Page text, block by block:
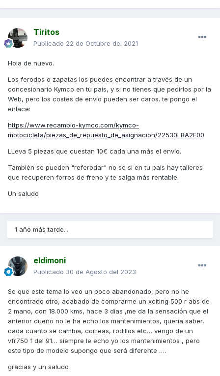
Tiritos
Publicado 22 de Octubre del 2021
Hola de nuevo.
Los ferodos o zapatas los puedes encontrar a través de un
concesionario Kymco en tu país, y si no tienes que pedirlos por la
Web, pero los costes de envío pueden ser caros. te pongo el
enlace:
https://www.recambio-kymco.com/kymco-
motocicleta/piezas_de_repuesto_de_asignacion/22530LBA2E00
LLeva 5 piezas que cuestan 10€ cada una más el envío.
También se pueden "referodar" no se si en tu país hay talleres
que recuperen forros de freno y te salga más rentable.
Un saludo
1 año más tarde...
eldimoni
Publicado 30 de Agosto del 2023
Se que este tema lo veo un poco abandonado, pero no he
encontrado otro, acabado de comprarme un xciting 500 r abs de
2 mano, con 18.000 kms, hace 3 días ,me da la sensación que el
anterior dueño no le ha echo los mantenimientos, quería saber,
cada cuanto se cambia, correas, rodillos etc… vengo de un
vfr750 f del 91… siempre le echo yo los mantenimientos , pero
este tipo de modelo supongo que será diferente ….
gracias y un saludo